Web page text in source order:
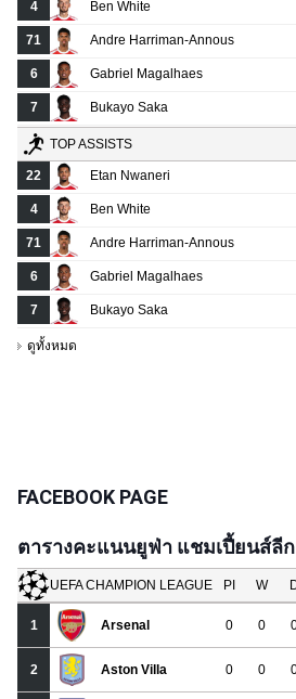
FACEBOOK PAGE
ตารางคะแนนยูฟ่า แชมเปี้ยนส์ลีก